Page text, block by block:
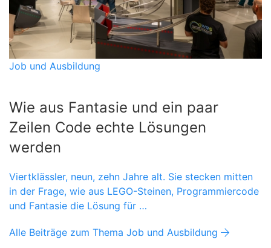
Job und Ausbildung
Wie aus Fantasie und ein paar
Zeilen Code echte Lösungen
werden
Viertklässler, neun, zehn Jahre alt. Sie stecken mitten
in der Frage, wie aus LEGO-Steinen, Programmiercode
und Fantasie die Lösung für …
Alle Beiträge zum Thema Job und Ausbildung